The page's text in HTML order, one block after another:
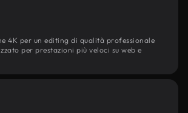
4K per un editing di qualità professionale
per prestazioni più veloci su web e